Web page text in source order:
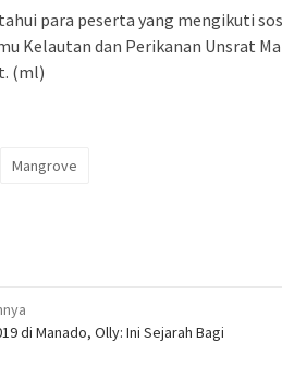
para peserta yang mengikuti
Kelautan dan Perikanan Unsrat
(ml)
Mangrove
di Manado, Olly: Ini Sejarah Bagi